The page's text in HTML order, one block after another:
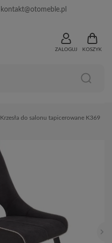
kontakt@otomeble.pl
ZALOGUJ KOSZYK
Krzesła do salonu tapicerowane K369